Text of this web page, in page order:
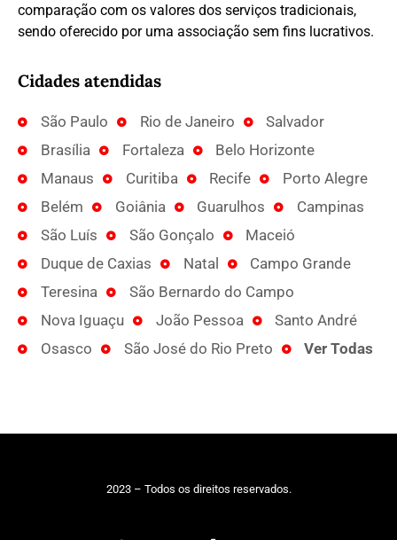
comparação com os valores dos serviços tradicionais,
sendo oferecido por uma associação sem fins lucrativos.
Cidades atendidas
São Paulo Rio de Janeiro
Salvador
Brasília
Fortaleza
Belo Horizonte
Manaus
Curitiba Recife
Porto Alegre
Belém
Goiânia Guarulhos
Campinas
São Luís
São Gonçalo
Maceió
Duque de Caxias
Natal
Campo Grande
Teresina
São Bernardo do Campo
Nova Iguaçu
João Pessoa
Santo André
Osasco
São José do Rio Preto Ver Todas
2023 – Todos os direitos reservados.